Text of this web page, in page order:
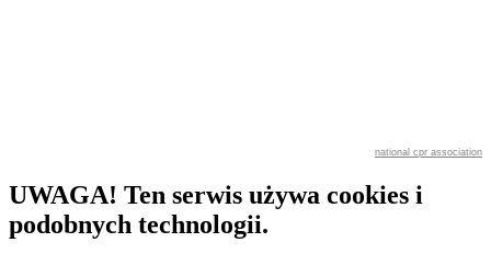
national cpr association
UWAGA! Ten serwis używa cookies i
podobnych technologii.